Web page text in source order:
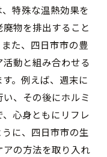
廃物を排出する
ンパケアの具体
内デトックスを
パケア施術体験
特殊な温熱効果を
物を排出すること
た、四日市市の豊
動と組み合わせる
。例えば、週末に
、その後にホルミ
心身ともにリフレ
に、四日市市の生
の方法を取り入れ